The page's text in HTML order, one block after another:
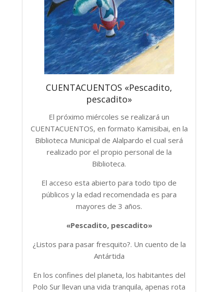
CUENTACUENTOS «Pescadito,
pescadito»
El próximo miércoles se realizará un
CUENTACUENTOS, en formato Kamisibai, en la
Biblioteca Municipal de Alalpardo el cual será
realizado por el propio personal de la
Biblioteca.
El acceso esta abierto para todo tipo de
públicos y la edad recomendada es para
mayores de 3 años.
«Pescadito, pescadito»
¿Listos para pasar fresquito?. Un cuento de la
Antártida
En los confines del planeta, los habitantes del
Polo Sur llevan una vida tranquila, apenas rota